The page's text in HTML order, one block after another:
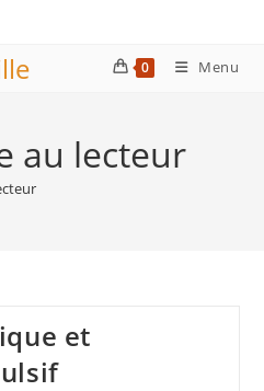
0 Menu
au lecteur
et